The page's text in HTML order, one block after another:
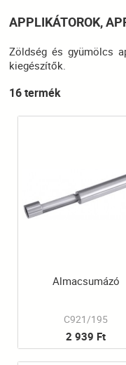
APPLIKÁTOROK,
Zöldség és gyümölcs
kiegészítők.
16 termék
Almacsumázó
C921/195
2 939 Ft